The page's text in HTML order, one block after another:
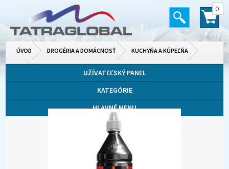
0
ÚVOD DROGÉRIA A DOMÁCNOSŤ KUCHYŇA A KÚPEĽŇA
UŽÍVATEĽSKÝ PANEL
KATEGÓRIE
HLAVNÉ MENU